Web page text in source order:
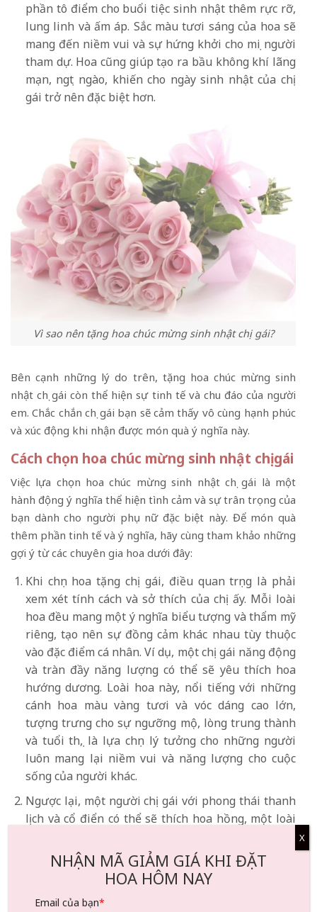
phần tô điểm cho buổi tiệc sinh nhật thêm rực rỡ,
lung linh và ấm áp. Sắc màu tươi sáng của hoa sẽ
mang đến niềm vui và sự hứng khởi cho mọi người
tham dự. Hoa cũng giúp tạo ra bầu không khí lãng
mạn, ngọt ngào, khiến cho ngày sinh nhật của chị
gái trở nên đặc biệt hơn.
Vì sao nên tặng hoa chúc mừng sinh nhật chị gái?
Bên cạnh những lý do trên, tặng hoa chúc mừng sinh
nhật chị gái còn thể hiện sự tinh tế và chu đáo của người
em. Chắc chắn chị gái bạn sẽ cảm thấy vô cùng hạnh phúc
và xúc động khi nhận được món quà ý nghĩa này.
Cách chọn hoa chúc mừng sinh nhật chị gái
Việc lựa chọn hoa chúc mừng sinh nhật chị gái là một
hành động ý nghĩa thể hiện tình cảm và sự trân trọng của
bạn dành cho người phụ nữ đặc biệt này. Để món quà
thêm phần tinh tế và ý nghĩa, hãy cùng tham khảo những
gợi ý từ các chuyên gia hoa dưới đây:
Khi chọn hoa tặng chị gái, điều quan trọng là phải
xem xét tính cách và sở thích của chị ấy. Mỗi loài
hoa đều mang một ý nghĩa biểu tượng và thẩm mỹ
riêng, tạo nên sự đồng cảm khác nhau tùy thuộc
vào đặc điểm cá nhân. Ví dụ, một chị gái năng động
và tràn đầy năng lượng có thể sẽ yêu thích hoa
hướng dương. Loài hoa này, nổi tiếng với những
cánh hoa màu vàng tươi và vóc dáng cao lớn,
tượng trưng cho sự ngưỡng mộ, lòng trung thành
và tuổi thọ, là lựa chọn lý tưởng cho những người
luôn mang lại niềm vui và năng lượng cho cuộc
sống của người khác.
Ngược lại, một người chị gái với phong thái thanh
lịch và cổ điển có thể sẽ thích hoa hồng, một loài
và hương thơm. Hoa hồng rất đa dạng, có nhiều
màu sắc, mỗi màu tượng trưng cho những cung
bậc cảm xúc riêng biệt, màu đỏ tượng trưng cho
tình yêu và đam mê, trong khi màu trắng tượng
NHẬN MÃ GIẢM GIÁ KHI ĐẶT
HOA HÔM NAY
Email của bạn*
X